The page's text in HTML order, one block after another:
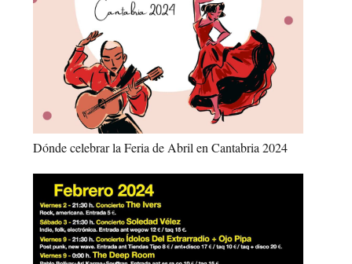
Dónde celebrar la Feria de Abril en Cantabria 2024